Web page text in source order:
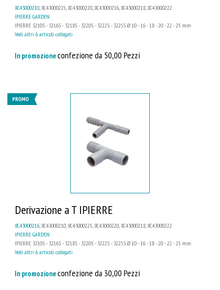
8C43000210 , 8C43000225, 8C43000220, 8C43000216, 8C43000218, 8C43000222
IPIERRE GARDEN
IPIERRE 3210S - 3216S - 3218S - 3220S - 3222S - 3225S Ø 10 - 16 - 18 - 20 - 22 - 25 mm
Vedi altri 6 articoli collegati
In promozioneconfezione da 50,00 Pezzi
PROMO
Derivazione a T IPIERRE
8C43000216, 8C43000210, 8C43000225, 8C43000220, 8C43000218, 8C43000222
IPIERRE GARDEN
IPIERRE 3210S - 3216S - 3218S - 3220S - 3222S - 3225S Ø 10 - 16 - 18 - 20 - 22 - 25 mm
Vedi altri 6 articoli collegati
In promozioneconfezione da 30,00 Pezzi